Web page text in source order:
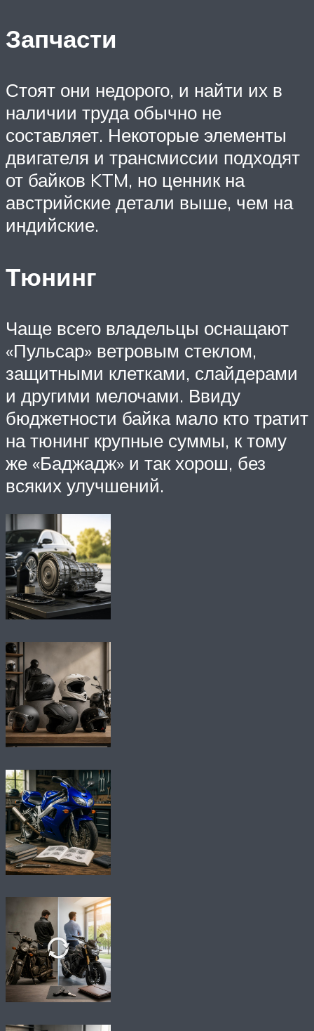
Запчасти
Стоят они недорого, и найти их в
наличии труда обычно не
составляет. Некоторые элементы
двигателя и трансмиссии подходят
от байков KTM, но ценник на
австрийские детали выше, чем на
индийские.
Тюнинг
Чаще всего владельцы оснащают
«Пульсар» ветровым стеклом,
защитными клетками, слайдерами
и другими мелочами. Ввиду
бюджетности байка мало кто тратит
на тюнинг крупные суммы, к тому
же «Баджадж» и так хорош, без
всяких улучшений.